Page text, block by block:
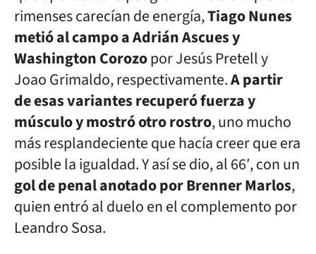
rimenses carecían de energía,Tiago Nunes
metió al campo a Adrián Ascues y
Washington Corozopor Jesús Pretell y
Joao Grimaldo, respectivamente.A partir
de esas variantes recuperó fuerza y
músculo y mostró otro rostro, uno mucho
más resplandeciente que hacía creer que era
posible la igualdad. Y así se dio, al 66′, con un
gol de penal anotado por Brenner Marlos,
quien entró al duelo en el complemento por
Leandro Sosa.